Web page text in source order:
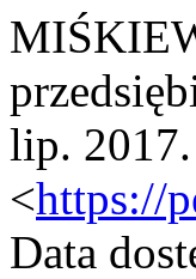
lip.
<https://
Data